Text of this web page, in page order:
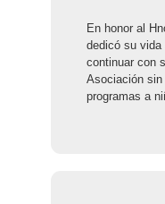
En honor al
dedicó su vida
continuar con
Asociación
programas a